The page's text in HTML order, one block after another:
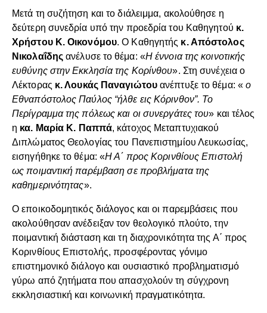
Μετά τη συζήτηση και το διάλειμμα, ακολούθησε η
δεύτερη συνεδρία υπό την προεδρία του Καθηγητού κ.
Χρήστου Κ. Οικονόμου. Ο Καθηγητής κ. Απόστολος
Νικολαΐδης ανέλυσε το θέμα: «Η έννοια της κοινοτικής
ευθύνης στην Εκκλησία της Κορίνθου». Στη συνέχεια ο
Λέκτορας κ. Λουκάς Παναγιώτουανέπτυξε το θέμα: «ο
Εθναπόστολος Παύλος “ήλθε εις Κόρινθον”. Το
Περίγραμμα της πόλεως και οι συνεργάτες του» και τέλος
η κα. Μαρία Κ. Παππά, κάτοχος Μεταπτυχιακού
Διπλώματος Θεολογίας του Πανεπιστημίου Λευκωσίας,
εισηγήθηκε το θέμα: «Η Α΄ προς Κορινθίους Επιστολή
ως ποιμαντική παρέμβαση σε προβλήματα της
καθημερινότητας».
Ο εποικοδομητικός διάλογος και οι παρεμβάσεις που
ακολούθησαν ανέδειξαν τον θεολογικό πλούτο, την
ποιμαντική διάσταση και τη διαχρονικότητα της Α΄ προς
Κορινθίους Επιστολής, προσφέροντας γόνιμο
επιστημονικό διάλογο και ουσιαστικό προβληματισμό
γύρω από ζητήματα που απασχολούν τη σύγχρονη
εκκλησιαστική και κοινωνική πραγματικότητα.